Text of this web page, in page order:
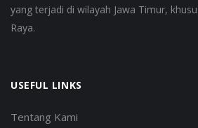
yang terjadi di wilayah Jawa Timur,
Raya.
USEFUL LINKS
Tentang Kami